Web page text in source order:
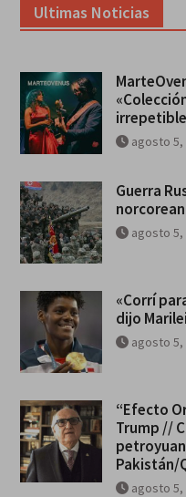
Ultimas Noticias
irrepetible
agosto 5,
Guerra
agosto 5,
«Corrí
dijo
agosto 5,
“Efecto
Trump //
Pakistán/
agosto 5,